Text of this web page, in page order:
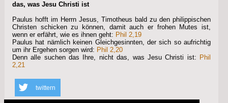
das, was Jesu Christi ist
Paulus hofft im Herrn Jesus, Timotheus bald zu den philippischen
Christen schicken zu können, damit auch er frohen Mutes ist,
wenn er erfährt, wie es ihnen geht: Phil 2,19
Paulus hat nämlich keinen Gleichgesinnten, der sich so aufrichtig
um ihr Ergehen sorgen wird: Phil 2,20
Denn alle suchen das Ihre, nicht das, was Jesu Christi ist: Phil
2,21
twittern